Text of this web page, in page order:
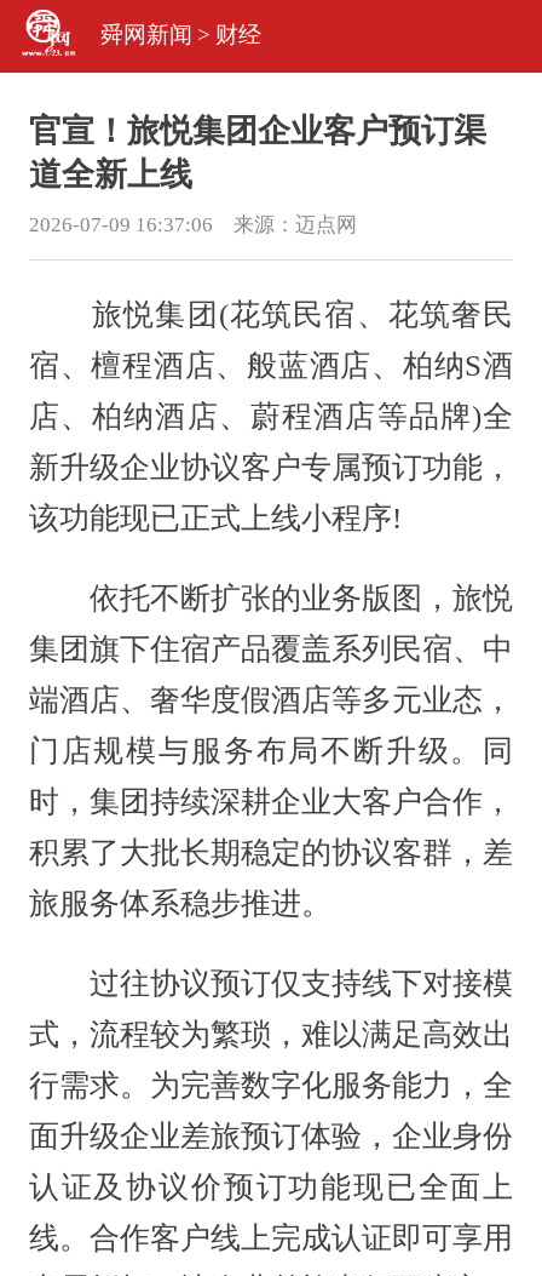
舜网新闻 > 财经
官宣！旅悦集团企业客户预订渠
道全新上线
2026-07-09 16:37:06 来源： 迈点网
旅悦集团(花筑民宿、花筑奢民
宿、檀程酒店、般蓝酒店、柏纳S酒
店、柏纳酒店、蔚程酒店等品牌)全
新升级企业协议客户专属预订功能，
该功能现已正式上线小程序!
依托不断扩张的业务版图，旅悦
集团旗下住宿产品覆盖系列民宿、中
端酒店、奢华度假酒店等多元业态，
门店规模与服务布局不断升级。同
时，集团持续深耕企业大客户合作，
积累了大批长期稳定的协议客群，差
旅服务体系稳步推进。
过往协议预订仅支持线下对接模
式，流程较为繁琐，难以满足高效出
行需求。为完善数字化服务能力，全
面升级企业差旅预订体验，企业身份
认证及协议价预订功能现已全面上
线。合作客户线上完成认证即可享用